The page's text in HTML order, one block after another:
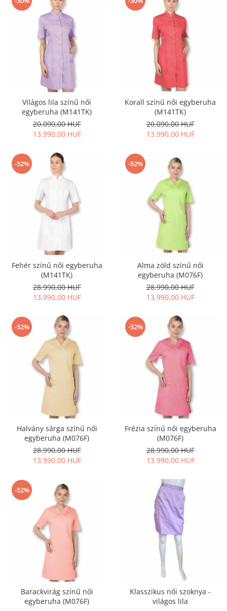
Világos lila színű női
egyberuha (M141TK)
20.090,00 HUF
13.990,00 HUF
Korall színű női egyberuha
(M141TK)
20.090,00 HUF
13.990,00 HUF
-52%
Fehér színű női egyberuha
(M141TK)
28.990,00 HUF
13.990,00 HUF
-52%
Alma zöld színű női
egyberuha (M076F)
28.990,00 HUF
13.990,00 HUF
-52%
Halvány sárga színű női
egyberuha (M076F)
28.990,00 HUF
13.990,00 HUF
-52%
Frézia színű női egyberuha
(M076F)
28.990,00 HUF
13.990,00 HUF
-52%
Barackvirág színű női
egyberuha (M076F)
Klasszikus női szoknya -
világos lila